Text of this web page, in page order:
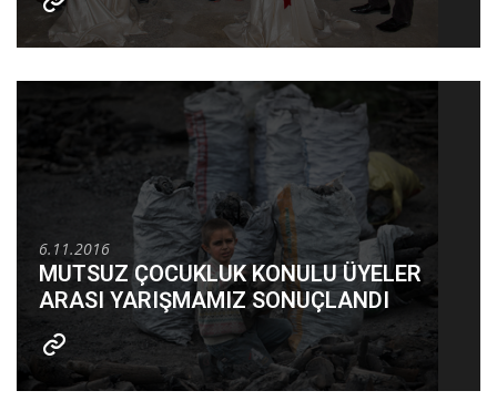
6.11.2016
MUTSUZ ÇOCUKLUK KONULU ÜYELER
ARASI YARIŞMAMIZ SONUÇLANDI